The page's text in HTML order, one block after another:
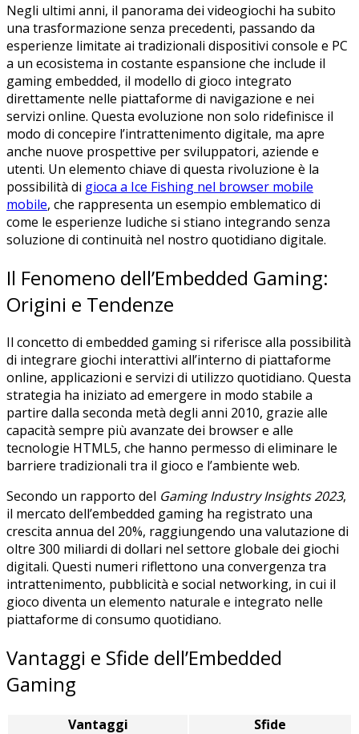
Negli ultimi anni, il panorama dei videogiochi ha subito
una trasformazione senza precedenti, passando da
esperienze limitate ai tradizionali dispositivi console e PC
a un ecosistema in costante espansione che include il
gaming embedded, il modello di gioco integrato
direttamente nelle piattaforme di navigazione e nei
servizi online. Questa evoluzione non solo ridefinisce il
modo di concepire l’intrattenimento digitale, ma apre
anche nuove prospettive per sviluppatori, aziende e
utenti. Un elemento chiave di questa rivoluzione è la
possibilità di gioca a Ice Fishing nel browser mobile
mobile, che rappresenta un esempio emblematico di
come le esperienze ludiche si stiano integrando senza
soluzione di continuità nel nostro quotidiano digitale.
Il Fenomeno dell’Embedded Gaming:
Origini e Tendenze
Il concetto di embedded gaming si riferisce alla possibilità
di integrare giochi interattivi all’interno di piattaforme
online, applicazioni e servizi di utilizzo quotidiano. Questa
strategia ha iniziato ad emergere in modo stabile a
partire dalla seconda metà degli anni 2010, grazie alle
capacità sempre più avanzate dei browser e alle
tecnologie HTML5, che hanno permesso di eliminare le
barriere tradizionali tra il gioco e l’ambiente web.
Secondo un rapporto del Gaming Industry Insights 2023,
il mercato dell’embedded gaming ha registrato una
crescita annua del 20%, raggiungendo una valutazione di
oltre 300 miliardi di dollari nel settore globale dei giochi
digitali. Questi numeri riflettono una convergenza tra
intrattenimento, pubblicità e social networking, in cui il
gioco diventa un elemento naturale e integrato nelle
piattaforme di consumo quotidiano.
Vantaggi e Sfide dell’Embedded
Gaming
Vantaggi
Sfide